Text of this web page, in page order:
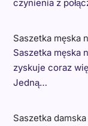
czynienia z
Saszetka męska
Saszetka męska
zyskuje coraz
Jedną…
Saszetka